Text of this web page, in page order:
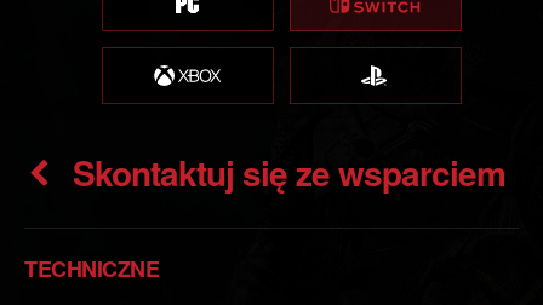
Skontaktuj się ze wsparciem
TECHNICZNE